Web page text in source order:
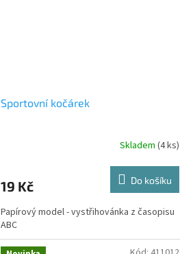
Sportovní kočárek
Skladem (4 ks)
19 Kč Do košíku
Papírový model - vystřihovánka z časopisu
ABC